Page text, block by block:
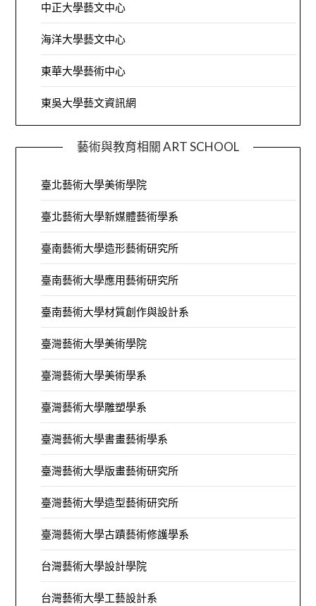
中正大學藝文中心
海洋大學藝文中心
東華大學藝術中心
東吳大學藝文資訊網
藝術與教育相關 ART SCHOOL
臺北藝術大學美術學院
臺北藝術大學新媒體藝術學系
臺南藝術大學造形藝術研究所
臺南藝術大學應用藝術研究所
臺南藝術大學材質創作與設計系
臺灣藝術大學美術學院
臺灣藝術大學美術學系
臺灣藝術大學雕塑學系
臺灣藝術大學書畫藝術學系
臺灣藝術大學版畫藝術研究所
臺灣藝術大學造型藝術研究所
臺灣藝術大學古蹟藝術修護學系
台灣藝術大學設計學院
台灣藝術大學工藝設計系